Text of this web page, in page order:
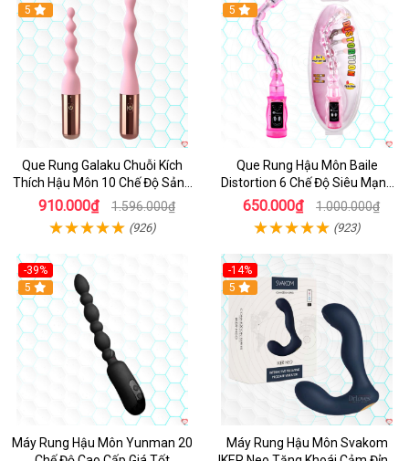
5
Que Rung Galaku Chuỗi Kích
Thích Hậu Môn 10 Chế Độ Sảng
Khoái
910.000₫ 1.596.000₫
(926)
Hot
5
Que Rung Hậu Môn Baile
Distortion 6 Chế Độ Siêu Mạnh
Giá Tốt
650.000₫ 1.000.000₫
(923)
-39%
5
Máy Rung Hậu Môn Yunman 20
-14%
Hot
5
Máy Rung Hậu Môn Svakom